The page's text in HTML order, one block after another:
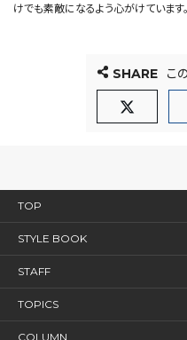
けでも素敵になるよう心がけています
SHARE こ
TOP
STYLE BOOK
STAFF
TOPICS
COLUMN